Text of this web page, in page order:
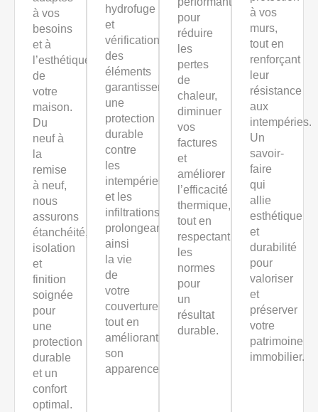
à vos
besoins
et à
l’esthétique
de
votre
maison.
Du
neuf à
la
remise
à neuf,
nous
assurons
étanchéité,
isolation
et
finition
soignée
pour
une
protection
durable
et un
confort
optimal.
hydrofuge
et
vérification
des
éléments
garantissent
une
protection
durable
contre
les
intempéries
et les
infiltrations,
prolongeant
ainsi
la vie
de
votre
couverture
tout en
améliorant
son
apparence.
pour
réduire
les
pertes
de
chaleur,
diminuer
vos
factures
et
améliorer
l’efficacité
thermique,
tout en
respectant
les
normes
pour
un
résultat
durable.
à vos
murs,
tout en
renforçant
leur
résistance
aux
intempéries.
Un
savoir-
faire
qui
allie
esthétique
et
durabilité
pour
valoriser
et
préserver
votre
patrimoine
immobilier.